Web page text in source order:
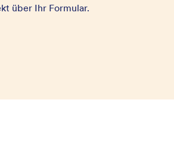
über Ihr Formular.